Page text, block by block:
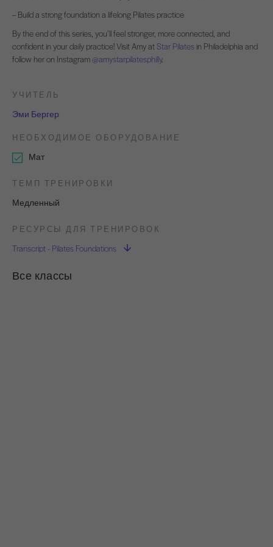
– Build a strong foundation a lifelong Pilates practice
By the end of this series, you’ll feel stronger, more connected, and
confident in your daily practice! Visit Amy atStar Pilates in Philadelphia and
follow her on Instagram@amystarpilatesphilly.
УЧИТЕЛЬ
Эми Бергер
НЕОБХОДИМОЕ ОБОРУДОВАНИЕ
Мат
ТЕМП ТРЕНИРОВКИ
Медленный
РЕСУРСЫ ДЛЯ ТРЕНИРОВОК
Transcript - Pilates Foundations
Все классы